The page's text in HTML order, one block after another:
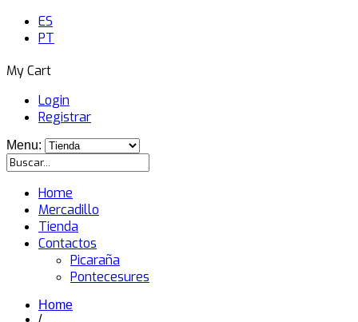
ES
PT
My Cart
Login
Registrar
Menu:
Home
Mercadillo
Tienda
Contactos
Picaraña
Pontecesures
Home
/